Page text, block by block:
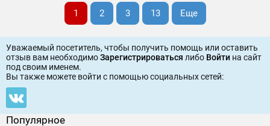
1 2 3 13 Еще
Уважаемый посетитель, чтобы получить помощь или оставить
отзыв вам необходимоЗарегистрироваться либо Войти на сайт
под своим именем.
Вы также можете войти c помощью социальных сетей:
Популярное